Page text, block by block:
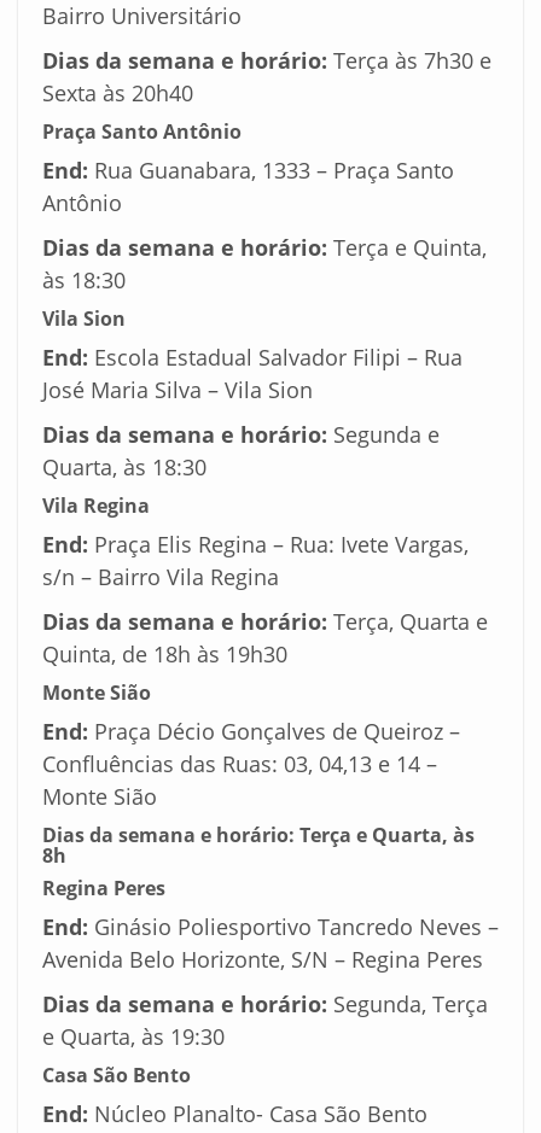
Bairro Universitário
Dias da semana e horário: Terça às 7h30 e
Sexta às 20h40
Praça Santo Antônio
End: Rua Guanabara, 1333 – Praça Santo
Antônio
Dias da semana e horário: Terça e Quinta,
às 18:30
Vila Sion
End: Escola Estadual Salvador Filipi – Rua
José Maria Silva – Vila Sion
Dias da semana e horário: Segunda e
Quarta, às 18:30
Vila Regina
End: Praça Elis Regina – Rua: Ivete Vargas,
s/n – Bairro Vila Regina
Dias da semana e horário: Terça, Quarta e
Quinta, de 18h às 19h30
Monte Sião
End: Praça Décio Gonçalves de Queiroz –
Confluências das Ruas: 03, 04,13 e 14 –
Monte Sião
Dias da semana e horário: Terça e Quarta, às
8h
Regina Peres
End: Ginásio Poliesportivo Tancredo Neves –
Avenida Belo Horizonte, S/N – Regina Peres
Dias da semana e horário: Segunda, Terça
e Quarta, às 19:30
Casa São Bento
End: Núcleo Planalto- Casa São Bento